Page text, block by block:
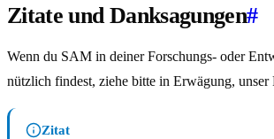
Zitate und Danksagungen#
Wenn du SAM in deiner Forschungs- oder
nützlich findest, ziehe bitte in Erwägung, unser
Zitat